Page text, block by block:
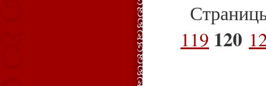
119 120